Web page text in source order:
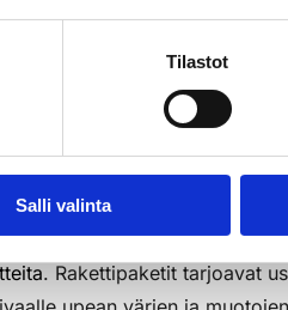
Tilastot
Salli valinta
. Rakettipaketit tarjoavat